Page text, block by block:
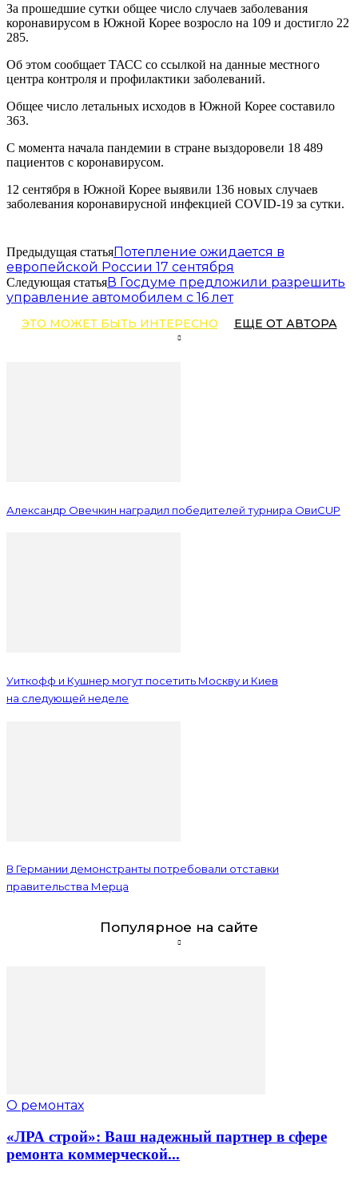
За прошедшие сутки общее число случаев заболевания
коронавирусом в Южной Корее возросло на 109 и достигло 22
285.
Об этом сообщает ТАСС со ссылкой на данные местного
центра контроля и профилактики заболеваний.
Общее число летальных исходов в Южной Корее составило
363.
С момента начала пандемии в стране выздоровели 18 489
пациентов с коронавирусом.
12 сентября в Южной Корее выявили 136 новых случаев
заболевания коронавирусной инфекцией COVID-19 за сутки.
Предыдущая статьяПотепление ожидается в
европейской России 17 сентября
Следующая статьяВ Госдуме предложили разрешить
управление автомобилем с 16 лет
ЭТО МОЖЕТ БЫТЬ ИНТЕРЕСНО ЕЩЕ ОТ АВТОРА
Александр Овечкин наградил победителей турнира ОвиCUP
Уиткофф и Кушнер могут посетить Москву и Киев
на следующей неделе
В Германии демонстранты потребовали отставки
правительства Мерца
Популярное на сайте
О ремонтах
«ЛРА строй»: Ваш надежный партнер в сфере
ремонта коммерческой...